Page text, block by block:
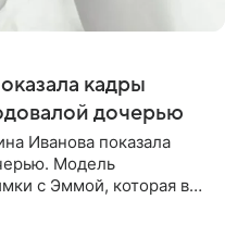
кадры
дочерью
Иванова показала
Модель
с Эммой, которая в